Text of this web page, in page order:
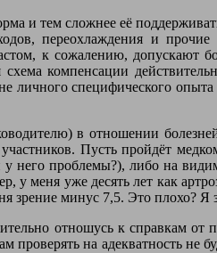
и тем сложнее её
переохлаждения и прочие
к сожалению, допускают
компенсации
специфического
в отношении
Пусть пройдёт
него проблемы?), либо на
меня уже десять лет как
зрение минус 7,5. Это плохо?
отношусь к справкам от
проверять на адекватность